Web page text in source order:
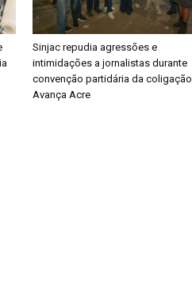
Sinjac repudia agressões e
intimidações a jornalistas durante
convenção partidária da coligação
Avança Acre